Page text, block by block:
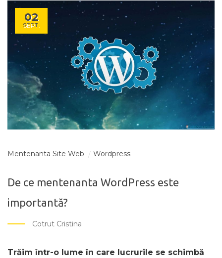
02
SEPT.
Mentenanta Site Web Wordpress
De ce mentenanta WordPress este
importantă?
Cotrut Cristina
Trăim într-o lume în care lucrurile se schimbă